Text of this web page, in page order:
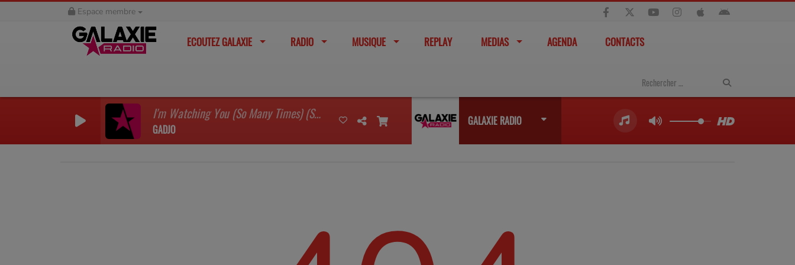
Espace membre
ECOUTEZ GALAXIE RADIO MUSIQUE REPLAY MEDIAS AGENDA CONTACTS
I'm Watching You (So Many Times) (Sean Finn Remix)
GADJO
GALAXIE RADIO